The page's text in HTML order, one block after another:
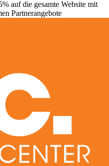
auf die gesamte Website mit
Partnerangebote